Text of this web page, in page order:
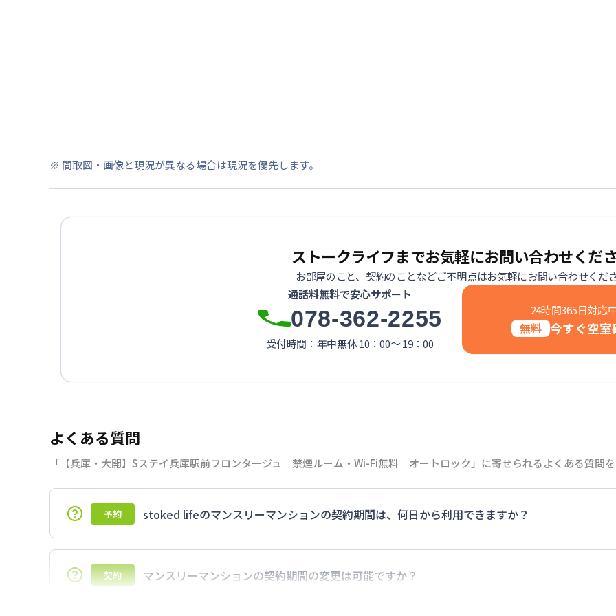
※ 間取図・画像と現況が異なる場合は現況を優先します。
ストークライフまでお気軽にお問い合わせくだ
お部屋のこと、契約のことなどご不明点はお気軽にお問い合わせくだ
通話料無料で安心サポート
078-362-2255
受付時間：年中無休 10：00～ 19：00
24時間365日対応
無料 今すぐ空室
よくある質問
「【兵庫・大開】Sステイ兵庫駅前フロンタージュ｜禁煙ルーム・Wi-Fi無料｜オートロック」に寄せられるよくある質問を
予約
stoked lifeのマンスリーマンションの契約期間は、何日から利用できますか？
7日以上からのご契約期間ですが1ヶ月（30日）以上のご契約期間の地域もございますのでお気軽にお問い
契約
マンスリーマンションの契約期間の変更は可能ですか？